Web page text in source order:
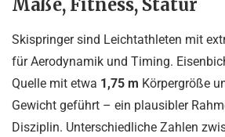
Maße, Fitness, Statur
Skispringer sind Leichtathleten mit
für Aerodynamik und Timing.
Quelle mit etwa 1,75 m Körpergröße
Gewicht geführt – ein plausibler
Disziplin. Unterschiedliche Zahlen